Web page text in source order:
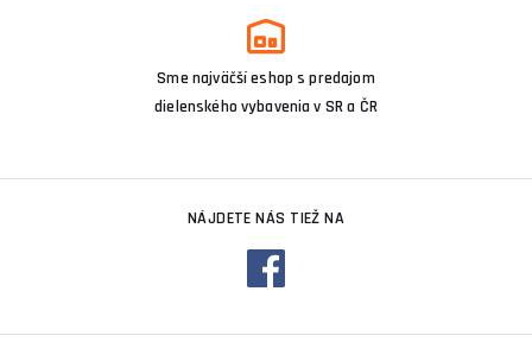
Sme najväčší eshop s predajom
dielenského vybavenia v SR a ČR
NÁJDETE NÁS TIEŽ NA